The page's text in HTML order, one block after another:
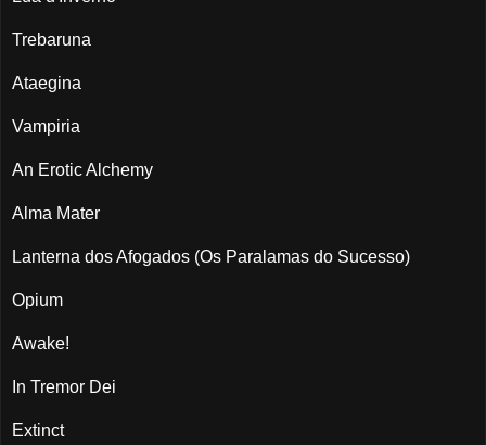
Trebaruna
Ataegina
Vampiria
An Erotic Alchemy
Alma Mater
Lanterna dos Afogados (Os Paralamas do Sucesso)
Opium
Awake!
In Tremor Dei
Extinct